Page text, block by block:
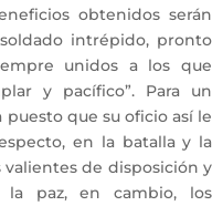
obtenidos serán
intrépido, pronto
unidos a los que
y pacífico”. Para un
que su oficio así le
en la batalla y la
de disposición y
la paz, en cambio, los